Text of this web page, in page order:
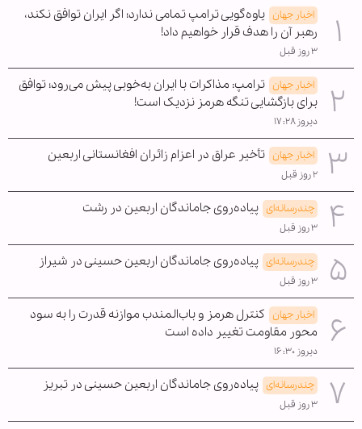
اخبار جهان یاوه‌گویی ترامپ تمامی ندارد؛ اگر ایران توافق نکند،
رهبر آن را هدف قرار خواهیم داد!
۳ روز قبل
اخبار جهان ترامپ: مذاکرات با ایران به‌خوبی پیش می‌رود؛ توافق
برای بازگشایی تنگه هرمز نزدیک است!
دیروز ۱۷:۲۸
اخبار جهان تأخیر عراق در اعزام زائران افغانستانی اربعین
۲ روز قبل
چندرسانه‌ای پیاده‌روی جاماندگان اربعین در رشت
۳ روز قبل
چندرسانه‌ای پیاده‌روی جاماندگان اربعین حسینی در شیراز
۳ روز قبل
اخبار جهان کنترل هرمز و باب‌المندب موازنه قدرت را به سود
محور مقاومت تغییر داده است
دیروز ۱۶:۳۰
چندرسانه‌ای پیاده‌روی جاماندگان اربعین حسینی در تبریز
۳ روز قبل